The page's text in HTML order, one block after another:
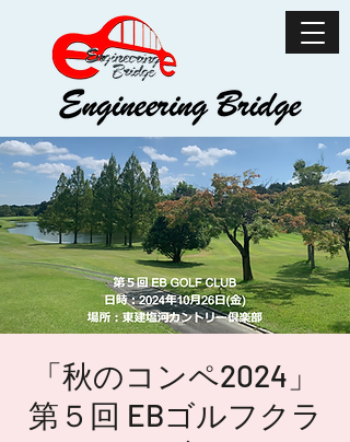
「秋のコンペ2024」
第５回 EBゴルフクラ